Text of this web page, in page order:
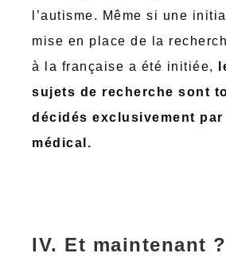
l’autisme. Même si une
mise en place de la
à la française a été initiée,
sujets de recherche sont
décidés exclusivement
médical.
IV. Et maintenant